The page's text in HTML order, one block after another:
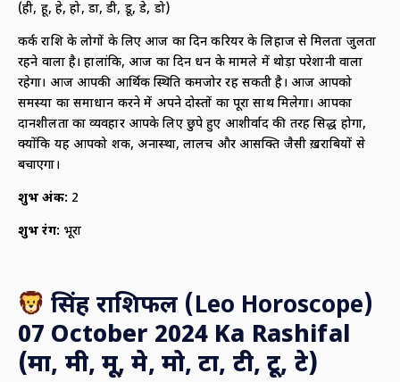
(ही, हू, हे, हो, डा, डी, डू, डे, डो)
कर्क राशि के लोगों के लिए आज का दिन करियर के लिहाज से मिलता जुलता
रहने वाला है। हालांकि, आज का दिन धन के मामले में थोड़ा परेशानी वाला
रहेगा। आज आपकी आर्थिक स्थिति कमजोर रह सकती है। आज आपको
समस्या का समाधान करने में अपने दोस्तों का पूरा साथ मिलेगा। आपका
दानशीलता का व्यवहार आपके लिए छुपे हुए आशीर्वाद की तरह सिद्ध होगा,
क्योंकि यह आपको शक, अनास्था, लालच और आसक्ति जैसी ख़राबियों से
बचाएगा।
शुभ अंक: 2
शुभ रंग: भूरा
सिंह राशिफल (Leo Horoscope)
07 October 2024 Ka Rashifal
(मा, मी, मू, मे, मो, टा, टी, टू, टे)